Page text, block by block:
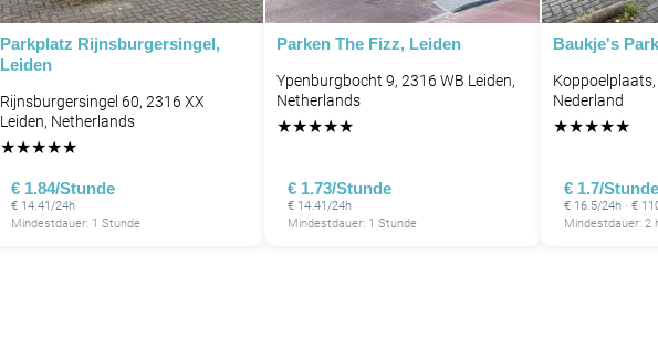
Parkplatz Rijnsburgersingel,
Leiden
Rijnsburgersingel 60, 2316 XX
Leiden, Netherlands
★★★★★
€ 1.84/Stunde
€ 14.41/24h
Mindestdauer: 1 Stunde
Parken The Fizz, Leiden
Ypenburgbocht 9, 2316 WB Leiden,
Netherlands
★★★★★
€ 1.73/Stunde
€ 14.41/24h
Mindestdauer: 1 Stunde
Baukje's
Koppoelplaats,
Nederland
★★★★★
€ 1.7/Stunde
€ 16.5/24h · €
Mindestdauer: 2